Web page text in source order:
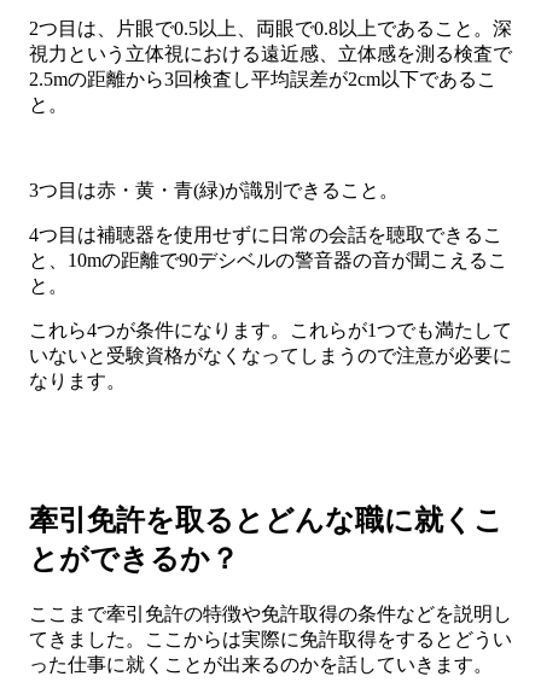
2つ目は、片眼で0.5以上、両眼で0.8以上であること。深
視力という立体視における遠近感、立体感を測る検査で
2.5mの距離から3回検査し平均誤差が2cm以下であるこ
と。
3つ目は赤・黄・青(緑)が識別できること。
4つ目は補聴器を使用せずに日常の会話を聴取できるこ
と、10mの距離で90デシベルの警音器の音が聞こえるこ
と。
これら4つが条件になります。これらが1つでも満たして
いないと受験資格がなくなってしまうので注意が必要に
なります。
牽引免許を取るとどんな職に就くこ
とができるか？
ここまで牽引免許の特徴や免許取得の条件などを説明し
てきました。ここからは実際に免許取得をするとどうい
った仕事に就くことが出来るのかを話していきます。